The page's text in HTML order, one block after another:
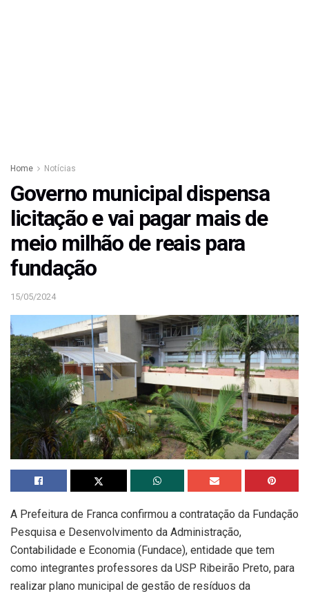
Home Notícias
Governo municipal dispensa
licitação e vai pagar mais de
meio milhão de reais para
fundação
15/05/2024
A Prefeitura de Franca confirmou a contratação da Fundação
Pesquisa e Desenvolvimento da Administração,
Contabilidade e Economia (Fundace), entidade que tem
como integrantes professores da USP Ribeirão Preto, para
realizar plano municipal de gestão de resíduos da